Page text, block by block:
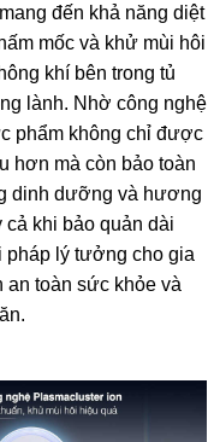
mang đến khả năng diệt
mốc và khử mùi hôi
khí bên trong tủ
lành. Nhờ công nghệ
phẩm không chỉ được
hơn mà còn bảo toàn
dinh dưỡng và hương
khi bảo quản dài
pháp lý tưởng cho gia
an toàn sức khỏe và